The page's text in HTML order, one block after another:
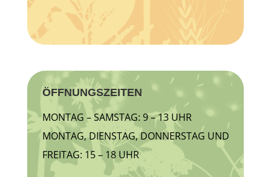
ÖFFNUNGSZEITEN
MONTAG – SAMSTAG: 9 – 13 UHR
MONTAG, DIENSTAG, DONNERSTAG UND
FREITAG: 15 – 18 UHR